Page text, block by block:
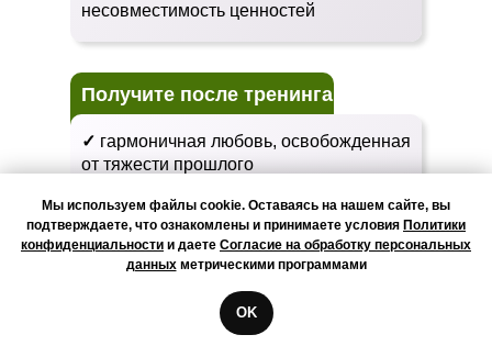
несовместимость ценностей
Получите после тренинга
✓ гармоничная любовь, освобожденная
от тяжести прошлого
✓снятие напряжения и блоков в
общении с детьми, доверительные
уютные отношения
поддержка и понимание родителей,
правильно расставленные роли, в
Мы используем файлы cookie. Оставаясь на нашем сайте, вы
подтверждаете, что ознакомлены и принимаете условия Политики
конфиденциальности и даете Согласие на обработку персональных
данныхметрическими программами
OK